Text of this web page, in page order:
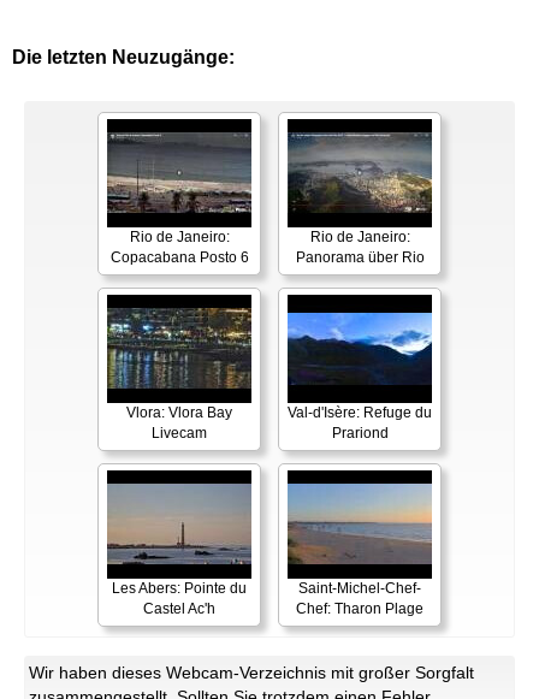
Die letzten Neuzugänge:
Rio de Janeiro:
Copacabana Posto 6
Rio de Janeiro:
Panorama über Rio
Vlora: Vlora Bay
Livecam
Val-d'Isère: Refuge du
Prariond
Les Abers: Pointe du
Castel Ac'h
Saint-Michel-Chef-
Chef: Tharon Plage
Wir haben dieses Webcam-Verzeichnis mit großer Sorgfalt